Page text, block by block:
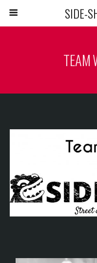
SIDE-
TEAM